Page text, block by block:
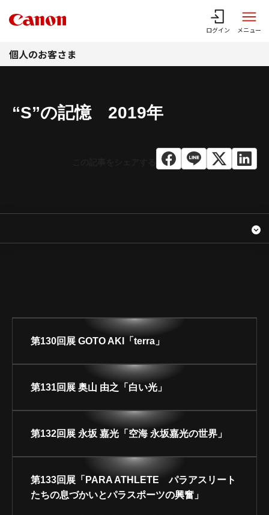
ログイン メニュー
個人のお客さま
“S”の記憶 2019年
第130回展 GOTO AKI「terra」
第131回展 奥山 由之「白い光」
第132回展 永坂 嘉光「空海 永坂嘉光の世界」
第133回展「PARA ATHLETE パラアスリート
たちの息づかいとパラスポーツの興奮」